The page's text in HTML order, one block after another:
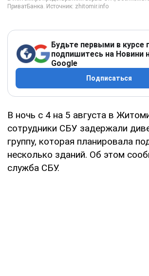
Будьте первыми в курсе
подпишитесь на Новини
Google
Подписаться
В ночь с 4 на 5 августа в
сотрудники СБУ задержали
группу, которая планировала
несколько зданий. Об этом
служба СБУ.